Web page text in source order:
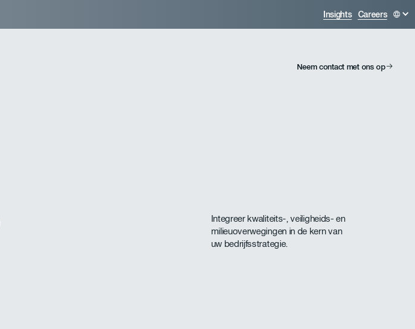
Insights Careers
Neem contact met ons op
Integreer kwaliteits-, veiligheids- en
milieuoverwegingen in de kern van
uw bedrijfsstrategie.